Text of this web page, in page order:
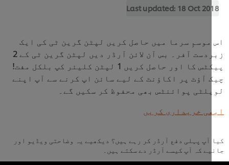
Last updated:18 Oct
سرما میں حاصل کریں لپٹن گرین ٹی کی ایک
زبردست آفر۔ بس آن لائن آرڈر دیں لپٹن گرین ٹی کے 2
پیکٹس کا اور حاصل کریں 1 لپٹن کلیئر کپ بلکل مفت!
آؤٹ پر اکاؤنٹ کے لیے سائن اپ کرنے سے آپ اپنے
پوائنٹس بھی محفوظ کر سکیں گے۔
خریداری کریں
پہلی دفع آرڈر کر رہے ہیں؟ دیکھیے یہ وضاحتی ویڈیو اور
کہ آپ کیسے آرڈر دے سکتے ہیں۔